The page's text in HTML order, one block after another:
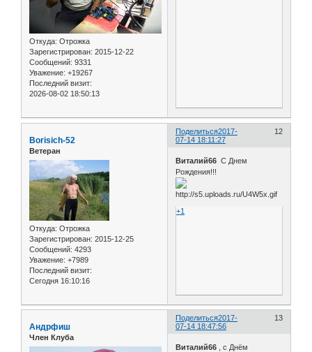
Откуда: Отрожка
Зарегистрирован: 2015-12-22
Сообщений: 9331
Уважение: +19267
Последний визит:
2026-08-02 18:50:13
Поделиться 12
2017-
07-14 18:11:27
Borisich-52
Ветеран
Откуда: Отрожка
Зарегистрирован: 2015-12-25
Сообщений: 4293
Уважение: +7989
Последний визит:
Сегодня 16:10:16
Виталий66С Днем
Рождения!!!
+1
Поделиться 13
2017-
07-14 18:47:56
Андрфиш
Член Клуба
Виталий66
, с Днём